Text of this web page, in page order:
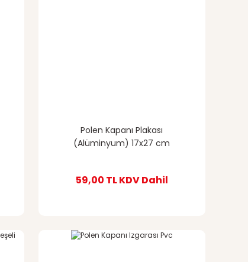
Polen Kapanı Plakası
(Alüminyum) 17x27 cm
59,00 TLKDV Dahil